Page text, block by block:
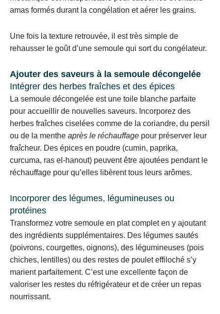
amas formés durant la congélation et aérer les grains.
Une fois la texture retrouvée, il est très simple de
rehausser le goût d’une semoule qui sort du congélateur.
Ajouter des saveurs à la semoule décongelée
Intégrer des herbes fraîches et des épices
La semoule décongelée est une toile blanche parfaite
pour accueillir de nouvelles saveurs. Incorporez des
herbes fraîches ciselées comme de la coriandre, du persil
ou de la menthe après le réchauffage pour préserver leur
fraîcheur. Des épices en poudre (cumin, paprika,
curcuma, ras el-hanout) peuvent être ajoutées pendant le
réchauffage pour qu’elles libèrent tous leurs arômes.
Incorporer des légumes, légumineuses ou
protéines
Transformez votre semoule en plat complet en y ajoutant
des ingrédients supplémentaires. Des légumes sautés
(poivrons, courgettes, oignons), des légumineuses (pois
chiches, lentilles) ou des restes de poulet effiloché s’y
marient parfaitement. C’est une excellente façon de
valoriser les restes du réfrigérateur et de créer un repas
nourrissant.